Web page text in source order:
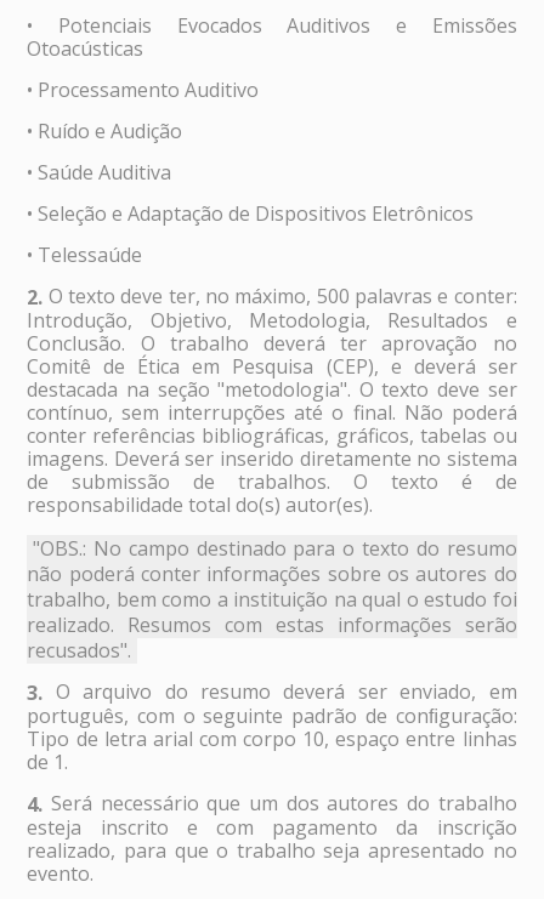
• Potenciais Evocados Auditivos e Emissões
Otoacústicas
• Processamento Auditivo
• Ruído e Audição
• Saúde Auditiva
• Seleção e Adaptação de Dispositivos Eletrônicos
• Telessaúde
2. O texto deve ter, no máximo, 500 palavras e conter:
Introdução, Objetivo, Metodologia, Resultados e
Conclusão. O trabalho deverá ter aprovação no
Comitê de Ética em Pesquisa (CEP), e deverá ser
destacada na seção "metodologia". O texto deve ser
contínuo, sem interrupções até o final. Não poderá
conter referências bibliográficas, gráficos, tabelas ou
imagens. Deverá ser inserido diretamente no sistema
de submissão de trabalhos. O texto é de
responsabilidade total do(s) autor(es).
"OBS.: No campo destinado para o texto do resumo
não poderá conter informações sobre os autores do
trabalho, bem como a instituição na qual o estudo foi
realizado. Resumos com estas informações serão
recusados".
3. O arquivo do resumo deverá ser enviado, em
português, com o seguinte padrão de conﬁguração:
Tipo de letra arial com corpo 10, espaço entre linhas
de 1.
4. Será necessário que um dos autores do trabalho
esteja inscrito e com pagamento da inscrição
realizado, para que o trabalho seja apresentado no
evento.